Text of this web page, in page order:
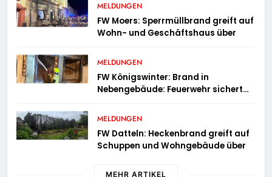
MELDUNGEN
FW Moers: Sperrmüllbrand greift auf
Wohn- und Geschäftshaus über
MELDUNGEN
FW Königswinter: Brand in
Nebengebäude: Feuerwehr sichert
MELDUNGEN
FW Datteln: Heckenbrand greift auf
Schuppen und Wohngebäude über
MEHR ARTIKEL